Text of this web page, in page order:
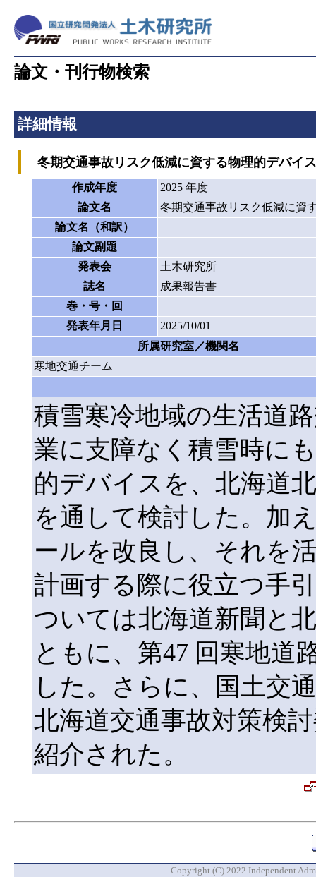
論文・刊行物検索
詳細情報
冬期交通事故リスク低減に資する物理的デバイ
作成年度
2025 年度
論文名
冬期交通事故リスク低減に資
論文名（和訳）
論文副題
発表会
土木研究所
誌名
成果報告書
巻・号・回
発表年月日
2025/10/01
所属研究室／機関名
寒地交通チーム
積雪寒冷地域の生活道
業に支障なく積雪時に
的デバイスを、北海道
を通して検討した。加
ールを改良し、それを
計画する際に役立つ手
ついては北海道新聞と
ともに、第47 回寒地道
した。さらに、国土交
北海道交通事故対策検
紹介された。
Copyright (C) 2022 Independent